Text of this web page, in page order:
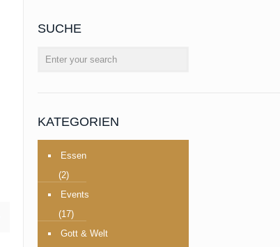
SUCHE
KATEGORIEN
Essen
(2)
Events
(17)
Gott & Welt